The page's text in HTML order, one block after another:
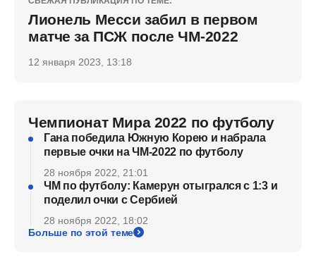
Лионель Месси забил в первом
матче за ПСЖ после ЧМ-2022
12 января 2023, 13:18
Чемпионат Мира 2022 по футболу
Гана победила Южную Корею и набрала
первые очки на ЧМ-2022 по футболу
28 ноября 2022, 21:01
ЧМ по футболу: Камерун отыгрался с 1:3 и
поделил очки с Сербией
28 ноября 2022, 18:02
Больше по этой теме